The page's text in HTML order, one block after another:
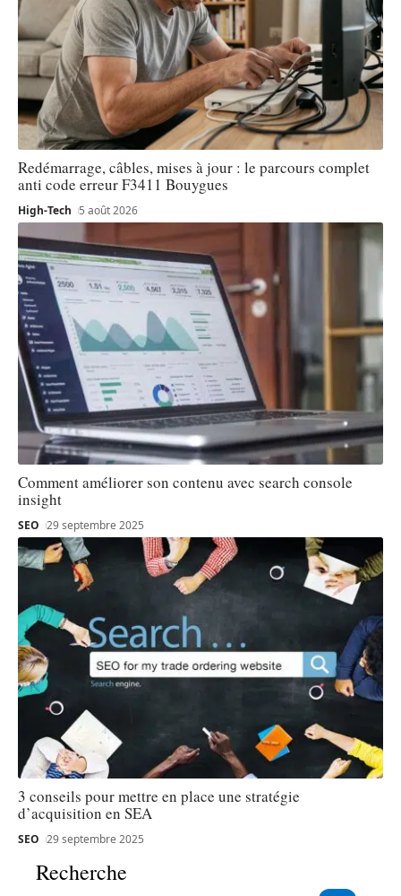
Redémarrage, câbles, mises à jour : le parcours complet
anti code erreur F3411 Bouygues
High-Tech 5 août 2026
Comment améliorer son contenu avec search console
insight
SEO 29 septembre 2025
3 conseils pour mettre en place une stratégie
d’acquisition en SEA
SEO 29 septembre 2025
Recherche